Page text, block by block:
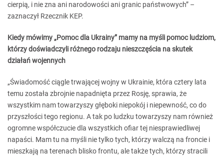
cierpią, i nie zna ani narodowości ani granic państwowych” –
zaznaczył Rzecznik KEP.
Kiedy mówimy „Pomoc dla Ukrainy” mamy na myśli pomoc ludziom,
którzy doświadczyli różnego rodzaju nieszczęścia na skutek
działań wojennych
„Świadomość ciągle trwającej wojny w Ukrainie, która cztery lata
temu została zbrojnie napadnięta przez Rosję, sprawia, że
wszystkim nam towarzyszy głęboki niepokój i niepewność, co do
przyszłości tego regionu. A tak po ludzku towarzyszy nam również
ogromne współczucie dla wszystkich ofiar tej niesprawiedliwej
napaści. Mam tu na myśli nie tylko tych, którzy walczą na froncie i
mieszkają na terenach blisko frontu, ale także tych, którzy stracili